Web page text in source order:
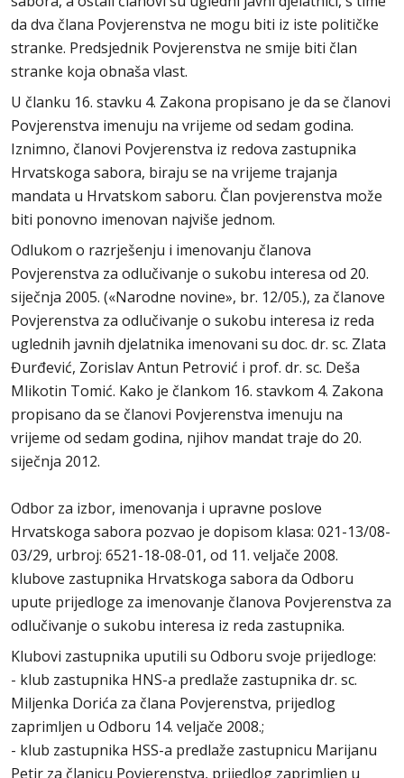
da dva člana Povjerenstva ne mogu biti iz iste političke
stranke. Predsjednik Povjerenstva ne smije biti član
stranke koja obnaša vlast.
U članku 16. stavku 4. Zakona propisano je da se članovi
Povjerenstva imenuju na vrijeme od sedam godina.
Iznimno, članovi Povjerenstva iz redova zastupnika
Hrvatskoga sabora, biraju se na vrijeme trajanja
mandata u Hrvatskom saboru. Član povjerenstva može
biti ponovno imenovan najviše jednom.
Odlukom o razrješenju i imenovanju članova
Povjerenstva za odlučivanje o sukobu interesa od 20.
siječnja 2005. («Narodne novine», br. 12/05.), za članove
Povjerenstva za odlučivanje o sukobu interesa iz reda
uglednih javnih djelatnika imenovani su doc. dr. sc. Zlata
Đurđević, Zorislav Antun Petrović i prof. dr. sc. Deša
Mlikotin Tomić. Kako je člankom 16. stavkom 4. Zakona
propisano da se članovi Povjerenstva imenuju na
vrijeme od sedam godina, njihov mandat traje do 20.
siječnja 2012.
Odbor za izbor, imenovanja i upravne poslove
Hrvatskoga sabora pozvao je dopisom klasa: 021-13/08-
03/29, urbroj: 6521-18-08-01, od 11. veljače 2008.
klubove zastupnika Hrvatskoga sabora da Odboru
upute prijedloge za imenovanje članova Povjerenstva za
odlučivanje o sukobu interesa iz reda zastupnika.
Klubovi zastupnika uputili su Odboru svoje prijedloge:
- klub zastupnika HNS-a predlaže zastupnika dr. sc.
Miljenka Dorića za člana Povjerenstva, prijedlog
zaprimljen u Odboru 14. veljače 2008.;
- klub zastupnika HSS-a predlaže zastupnicu Marijanu
Petir za članicu Povjerenstva, prijedlog zaprimljen u